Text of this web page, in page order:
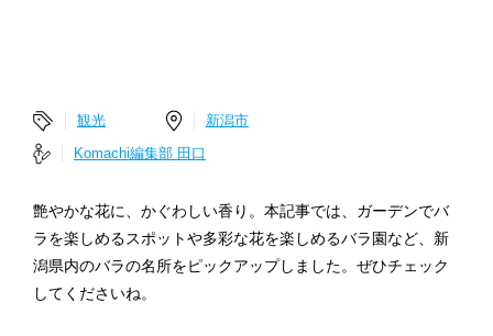
観光
新潟市
Komachi編集部 田口
艶やかな花に、かぐわしい香り。本記事では、ガーデンでバ
ラを楽しめるスポットや多彩な花を楽しめるバラ園など、新
潟県内のバラの名所をピックアップしました。ぜひチェック
してくださいね。